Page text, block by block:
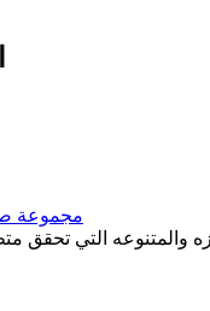
والمتنوعه التي تحقق